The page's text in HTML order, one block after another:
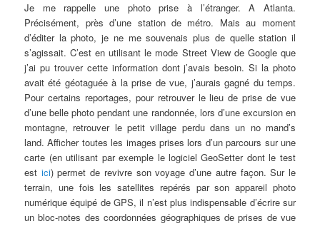
Je me rappelle une photo prise à l’étranger. A Atlanta.
Précisément, près d’une station de métro. Mais au moment
d’éditer la photo, je ne me souvenais plus de quelle station il
s’agissait. C’est en utilisant le mode Street View de Google que
j’ai pu trouver cette information dont j’avais besoin. Si la photo
avait été géotaguée à la prise de vue, j’aurais gagné du temps.
Pour certains reportages, pour retrouver le lieu de prise de vue
d’une belle photo pendant une randonnée, lors d’une excursion en
montagne, retrouver le petit village perdu dans un no mand’s
land. Afficher toutes les images prises lors d’un parcours sur une
carte (en utilisant par exemple le logiciel GeoSetter dont le test
est ici) permet de revivre son voyage d’une autre façon. Sur le
terrain, une fois les satellites repérés par son appareil photo
numérique équipé de GPS, il n’est plus indispensable d’écrire sur
un bloc-notes des coordonnées géographiques de prises de vue